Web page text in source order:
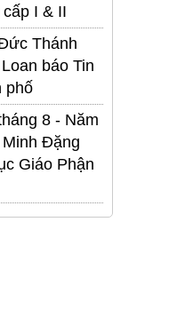
I & II
Thánh
báo Tin
phố
8 - Năm
Đặng
Giáo Phận